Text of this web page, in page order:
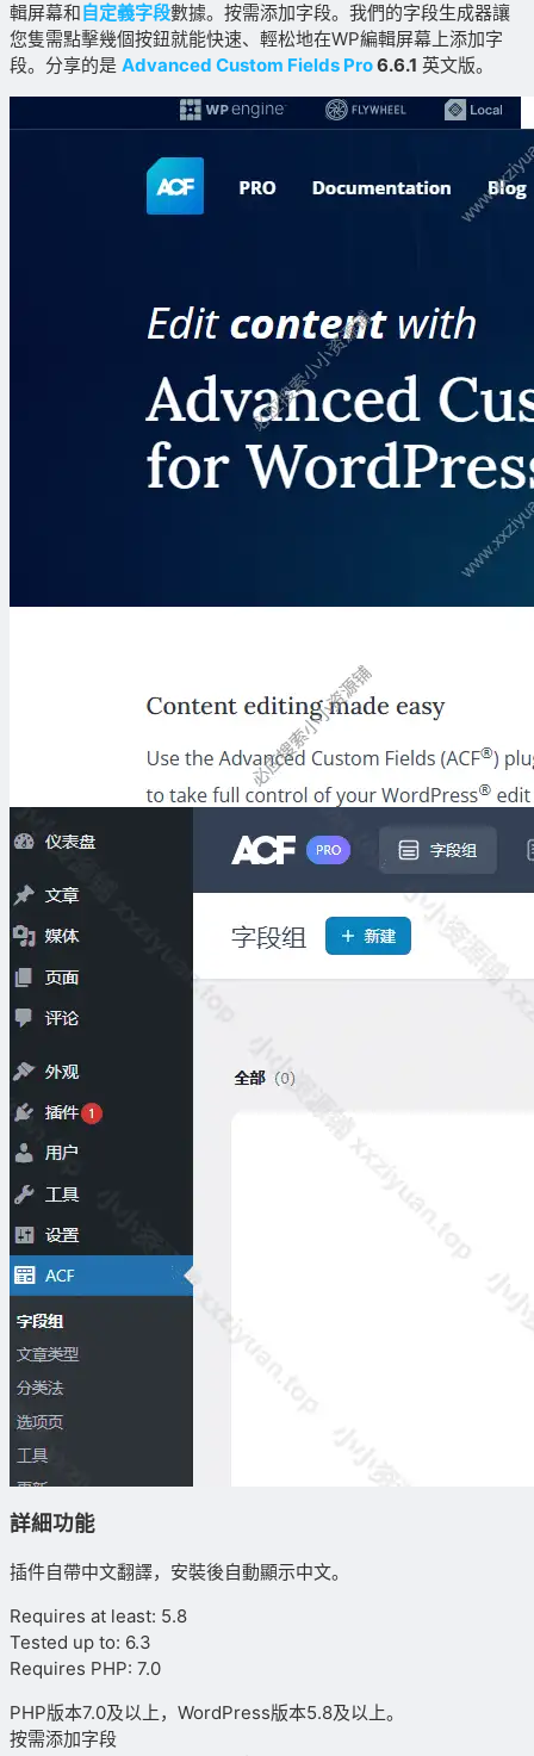
輯屏幕和自定義字段數據。按需添加字段。我們的字段生成器讓
您隻需點擊幾個按鈕就能快速、輕松地在WP編輯屏幕上添加字
段。分享的是 Advanced Custom Fields Pro6.6.1 英文版。
詳細功能
插件自帶中文翻譯，安裝後自動顯示中文。
Requires at least: 5.8
Tested up to: 6.3
Requires PHP: 7.0
PHP版本7.0及以上，WordPress版本5.8及以上。
按需添加字段